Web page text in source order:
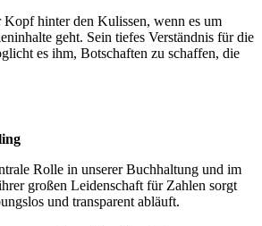
Kopf hinter den Kulissen, wenn es um
geht. Sein tiefes Verständnis für die
es ihm, Botschaften zu schaffen, die
Rolle in unserer Buchhaltung und im
großen Leidenschaft für Zahlen sorgt
und transparent abläuft.